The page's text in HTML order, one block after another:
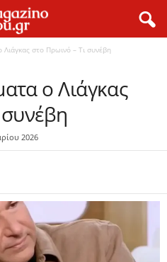
στο Πρωινό – Τι συνέβη
ο Λιάγκας
2026